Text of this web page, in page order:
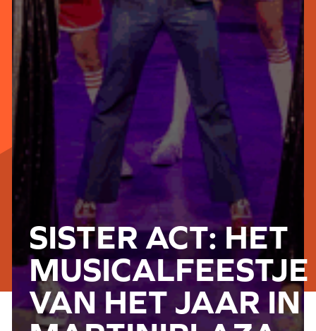
SISTER ACT: HET
MUSICALFEESTJE
VAN HET JAAR IN